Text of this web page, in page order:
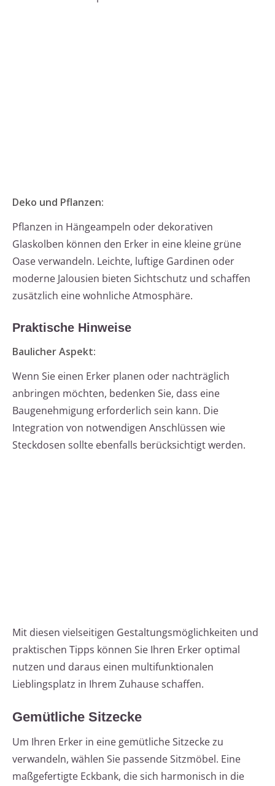
Deko und Pflanzen:
Pflanzen in Hängeampeln oder dekorativen
Glaskolben können den Erker in eine kleine grüne
Oase verwandeln. Leichte, luftige Gardinen oder
moderne Jalousien bieten Sichtschutz und schaffen
zusätzlich eine wohnliche Atmosphäre.
Praktische Hinweise
Baulicher Aspekt:
Wenn Sie einen Erker planen oder nachträglich
anbringen möchten, bedenken Sie, dass eine
Baugenehmigung erforderlich sein kann. Die
Integration von notwendigen Anschlüssen wie
Steckdosen sollte ebenfalls berücksichtigt werden.
Mit diesen vielseitigen Gestaltungsmöglichkeiten und
praktischen Tipps können Sie Ihren Erker optimal
nutzen und daraus einen multifunktionalen
Lieblingsplatz in Ihrem Zuhause schaffen.
Gemütliche Sitzecke
Um Ihren Erker in eine gemütliche Sitzecke zu
verwandeln, wählen Sie passende Sitzmöbel. Eine
maßgefertigte Eckbank, die sich harmonisch in die